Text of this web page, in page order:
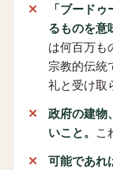
「ブード
るものを意
は何百万も
宗教的伝統
礼と受け取
政府の建物
いこと。 こ
可能であれ